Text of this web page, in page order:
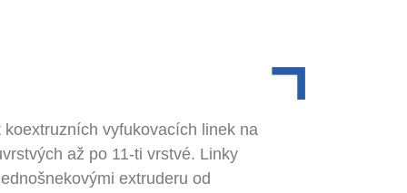
vyfukovacích linek na
až po 11-ti vrstvé. Linky
extruderu od